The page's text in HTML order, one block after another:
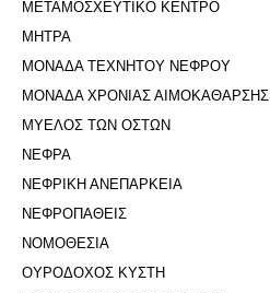
ΜΕΤΑΜΟΣΧΕΥΤΙΚΟ ΚΕΝΤΡΟ
ΜΗΤΡΑ
ΜΟΝΑΔΑ ΤΕΧΝΗΤΟΥ ΝΕΦΡΟΥ
ΜΟΝΑΔΑ ΧΡΟΝΙΑΣ ΑΙΜΟΚΑΘΑΡΣΗΣ
ΜΥΕΛΟΣ ΤΩΝ ΟΣΤΩΝ
ΝΕΦΡΑ
ΝΕΦΡΙΚΗ ΑΝΕΠΑΡΚΕΙΑ
ΝΕΦΡΟΠΑΘΕΙΣ
ΝΟΜΟΘΕΣΙΑ
ΟΥΡΟΔΟΧΟΣ ΚΥΣΤΗ